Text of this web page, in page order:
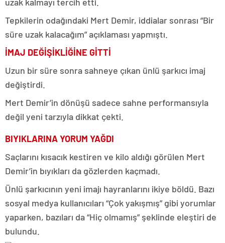
Tepkilerin odağındaki Mert Demir, iddialar sonrası “Bir
süre uzak kalacağım” açıklaması yapmıştı.
İMAJ DEĞİŞİKLİĞİNE GİTTİ
Uzun bir süre sonra sahneye çıkan ünlü şarkıcı imaj
değiştirdi.
Mert Demir’in dönüşü sadece sahne performansıyla
değil yeni tarzıyla dikkat çekti.
BIYIKLARINA YORUM YAĞDI
Saçlarını kısacık kestiren ve kilo aldığı görülen Mert
Demir’in bıyıkları da gözlerden kaçmadı.
Ünlü şarkıcının yeni imajı hayranlarını ikiye böldü. Bazı
sosyal medya kullanıcıları “Çok yakışmış” gibi yorumlar
yaparken, bazıları da “Hiç olmamış” şeklinde eleştiri de
bulundu.